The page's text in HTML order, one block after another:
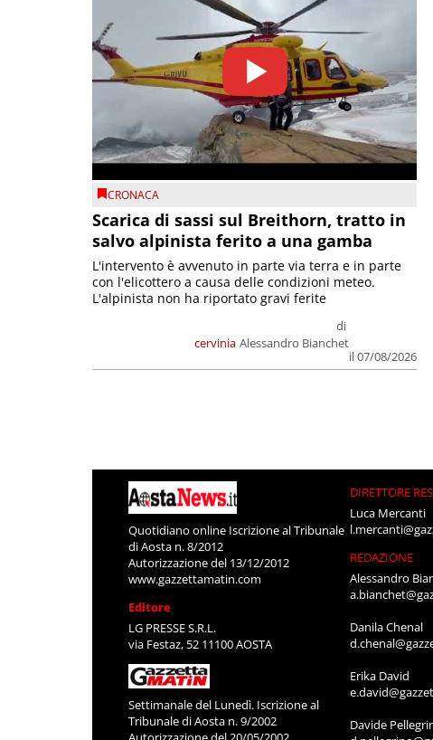
CRONACA
Scarica di sassi sul Breithorn, tratto in
salvo alpinista ferito a una gamba
cervinia
di
Alessandro Bianchet
il 07/08/2026
L'intervento è avvenuto in parte via terra e in parte
con l'elicottero a causa delle condizioni meteo.
L'alpinista non ha riportato gravi ferite
Quotidiano online Iscrizione al Tribunale
di Aosta n. 8/2012
Autorizzazione del 13/12/2012
www.gazzettamatin.com
Editore
LG PRESSE S.R.L.
via Festaz, 52 11100 AOSTA
Settimanale del Lunedì. Iscrizione al
Tribunale di Aosta n. 9/2002
DIRETTORE
Luca Mercanti
REDAZIONE
Alessandro
Danila Chenal
Erika David
Davide